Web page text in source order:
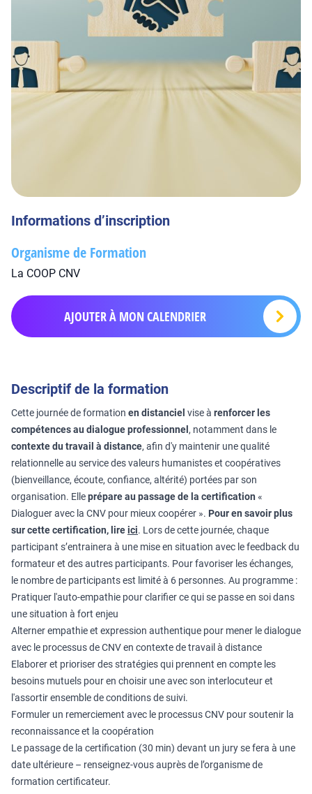
Informations d’inscription
Organisme de Formation
La COOP CNV
AJOUTER À MON CALENDRIER
Descriptif de la formation
Cette journée de formation en distanciel vise à renforcer les
compétences au dialogue professionnel , notamment dans le
contexte du travail à distance, afin d'y maintenir une qualité
relationnelle au service des valeurs humanistes et coopératives
(bienveillance, écoute, confiance, altérité) portées par son
organisation. Elleprépare au passage de la certification «
Dialoguer avec la CNV pour mieux coopérer ». Pour en savoir plus
sur cette certification, lireici. Lors de cette journée, chaque
participant s’entrainera à une mise en situation avec le feedback du
formateur et des autres participants. Pour favoriser les échanges,
le nombre de participants est limité à 6 personnes. Au programme :
Pratiquer l'auto-empathie pour clarifier ce qui se passe en soi dans
une situation à fort enjeu
Alterner empathie et expression authentique pour mener le dialogue
avec le processus de CNV en contexte de travail à distance
Elaborer et prioriser des stratégies qui prennent en compte les
besoins mutuels pour en choisir une avec son interlocuteur et
l'assortir ensemble de conditions de suivi.
Formuler un remerciement avec le processus CNV pour soutenir la
reconnaissance et la coopération
Le passage de la certification (30 min) devant un jury se fera à une
date ultérieure – renseignez-vous auprès de l’organisme de
formation certificateur.